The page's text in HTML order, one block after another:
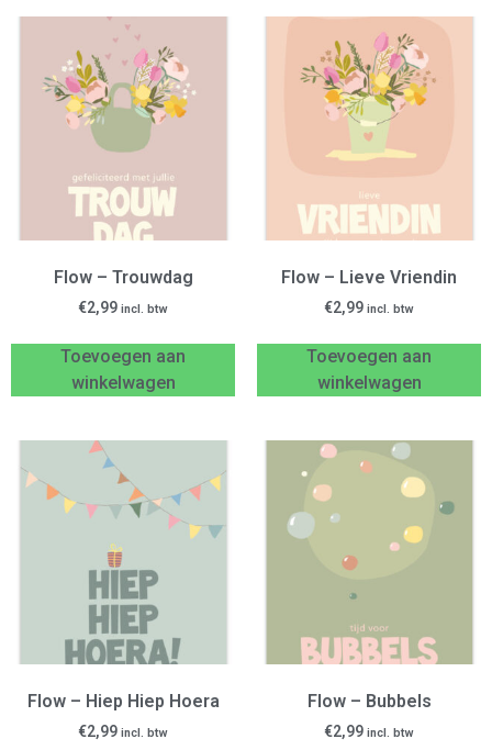
Flow – Trouwdag
€2,99 incl. btw
Toevoegen aan
winkelwagen
Flow – Lieve Vriendin
€2,99 incl. btw
Toevoegen aan
winkelwagen
Flow – Hiep Hiep Hoera
€2,99 incl. btw
Flow – Bubbels
€2,99 incl. btw